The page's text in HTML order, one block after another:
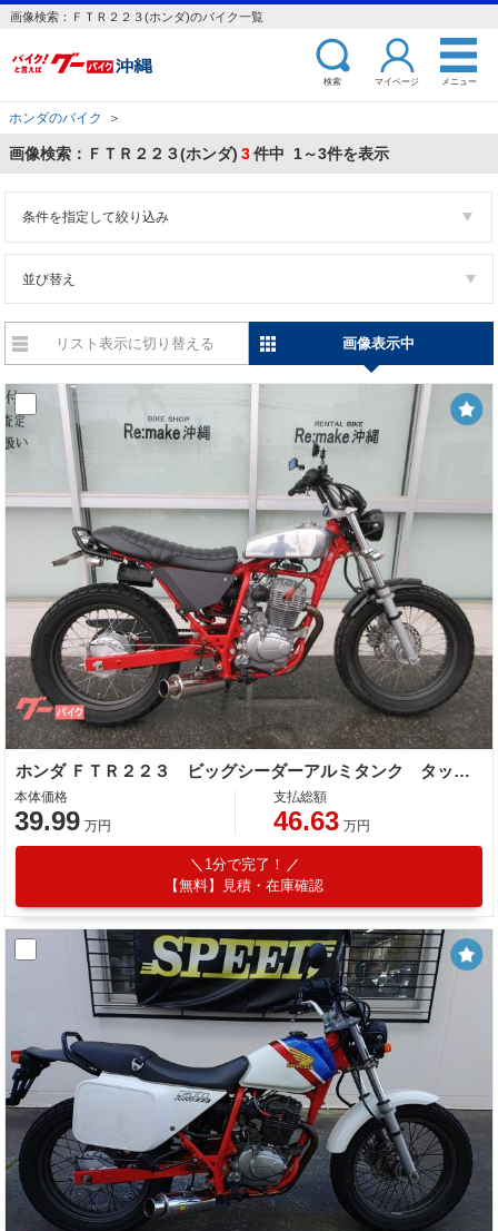
画像検索：ＦＴＲ２２３(ホンダ)のバイク一覧
検索 マイページ メニュー
ホンダのバイク ＞
画像検索：ＦＴＲ２２３(ホンダ) 3件中 1～3件を表示
条件を指定して絞り込み
並び替え
リスト表示に切り替える 画像表示中
ホンダ ＦＴＲ２２３ ビッグシーダーアルミタンク タックロールシート ロボハン フェンダーレス
本体価格
39.99 万円
支払総額
46.63 万円
1分で完了！
【無料】見積・在庫確認